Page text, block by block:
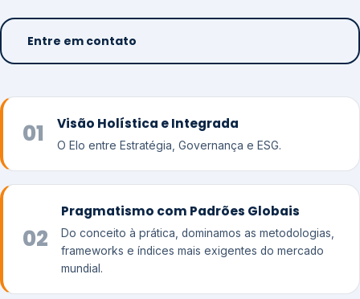
Entre em contato
01 Visão Holística e Integrada
O Elo entre Estratégia, Governança e ESG.
02
Pragmatismo com Padrões Globais
Do conceito à prática, dominamos as metodologias,
frameworks e índices mais exigentes do mercado
mundial.